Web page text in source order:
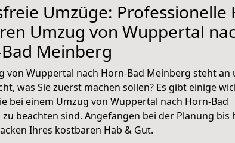
Umzüge: Professionelle
Umzug von Wuppertal
Meinberg
von Wuppertal nach Horn-Bad Meinberg steht an
was Sie zuerst machen sollen? Es gibt einige
bei einem Umzug von Wuppertal nach Horn-Bad
beachten sind. Angefangen bei der Planung bis
Ihres kostbaren Hab & Gut.